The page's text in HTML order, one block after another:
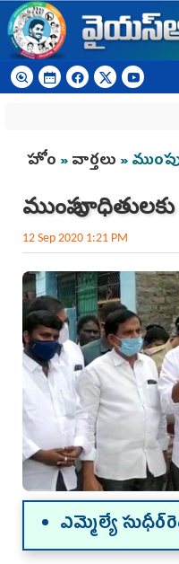
Skip to main content
You are here
హోం »వార్తలు »
ముంపు
12 Sep 2020 1:21 PM
ఎమ్మెల్యే